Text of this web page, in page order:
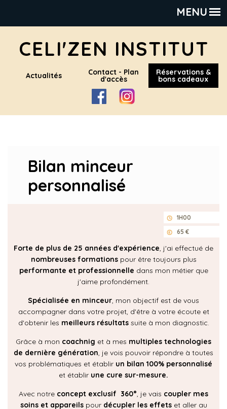
CELI'ZEN INSTITUT
Actualités Contact - Plan
d'accès
Réservations &
bons cadeaux
FacebookInstagram
Bilan minceur
personnalisé
1H00
65 €
Forte de plus de 25 années d'expérience, j'ai effectué de
nombreuses formationspour être toujours plus
performante et professionnelle dans mon métier que
j'aime profondément.
Spécialisée en minceur, mon objectif est de vous
accompagner dans votre projet, d'être à votre écoute et
d'obtenir les meilleurs résultatssuite à mon diagnostic.
Grâce à mon coachnig et à mes multiples technologies
de dernière génération, je vois pouvoir répondre à toutes
vos problématiques et établir un bilan 100% personnalisé
et établir une cure sur-mesure.
Avec notre concept exclusif 360°, je vais coupler mes
soins et appareilspour décupler les effetset aller au